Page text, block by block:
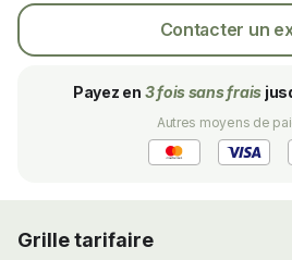
Contacter un
Payez en 3 fois sans frais
Autres moyens de
Grille tarifaire